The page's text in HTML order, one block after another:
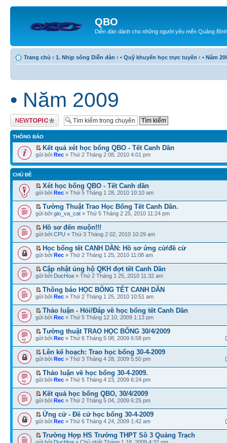
QBO
Diễn đàn dành cho những người yêu mến Quảng Bình
Trang chủ ‹ 1. Nhịp sống Diễn đàn ‹ • Quỹ khuyến học trực tuyến ‹ • Năm
• Năm 2009
Tạo chủ đề mới
THÔNG BÁO
Kết quả xét học bổng QBO - Tết Canh Dần
gửi bởi Rec » Thứ 2 Tháng 2 08, 2010 4:01 pm
CHỦ ĐỀ
Xét học bổng QBO - Tết Canh dần
gửi bởi Rec » Thứ 5 Tháng 1 28, 2010 10:10 am
Tường Thuật Trao Học Bổng Tết Canh Dần.
gửi bởi gio_va_cat » Thứ 5 Tháng 2 25, 2010 11:24 pm
Hồ sơ đến muộn!!!
gửi bởi CPU » Thứ 3 Tháng 2 02, 2010 10:29 am
Học bổng tết CANH DẦN: Hồ sơ ứng cử/đề cử
gửi bởi Rec » Thứ 2 Tháng 1 25, 2010 11:08 am
Cập nhật ủng hộ QKH đợt tết Canh Dần
gửi bởi DucHoa » Thứ 2 Tháng 1 25, 2010 11:32 am
Thông báo HỌC BỔNG TẾT CANH DẦN
gửi bởi Rec » Thứ 2 Tháng 1 25, 2010 10:51 am
Thảo luận - Hỏi/Đáp về học bổng tết Canh Dần
gửi bởi Rec » Thứ 5 Tháng 12 10, 2009 1:13 pm
Tường thuật TRAO HỌC BỔNG 30/4/2009
gửi bởi Rec » Thứ 6 Tháng 5 08, 2009 6:58 pm
Lên kế hoạch: Trao học bổng 30-4-2009
gửi bởi Rec » Thứ 3 Tháng 4 28, 2009 5:50 pm
Thảo luận về học bổng 30-4-2009.
gửi bởi Rec » Thứ 5 Tháng 4 23, 2009 6:24 pm
Kết quả học bổng QBO, 30/4/2009
gửi bởi Rec » Thứ 2 Tháng 5 04, 2009 6:25 pm
Ứng cử - Đề cử học bổng 30-4-2009
gửi bởi Rec » Thứ 6 Tháng 4 24, 2009 1:42 am
Trường Hợp HS Trường THPT Sô 3 Quảng Trạch
gửi bởi DucHoa » Chủ nhật Tháng 1 18, 2009 4:32 pm